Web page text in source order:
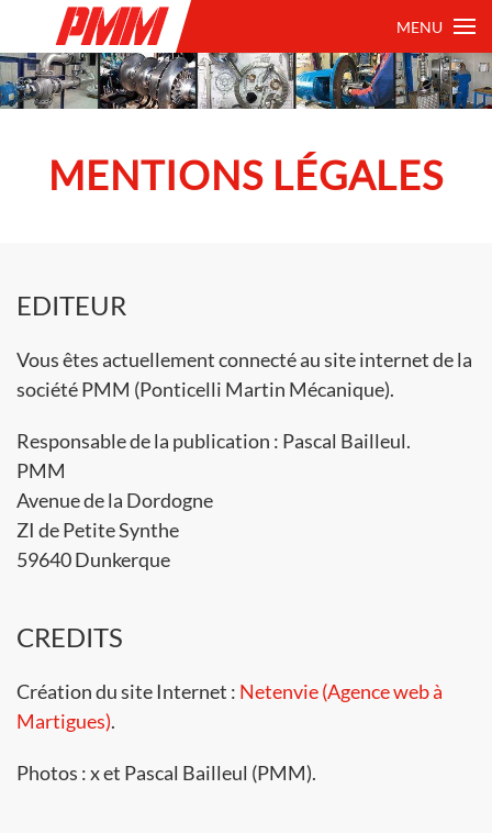
MENU
MENTIONS LÉGALES
EDITEUR
Vous êtes actuellement connecté au site internet de la
société PMM (Ponticelli Martin Mécanique).
Responsable de la publication : Pascal Bailleul.
PMM
Avenue de la Dordogne
ZI de Petite Synthe
59640 Dunkerque
CREDITS
Création du site Internet : Netenvie (Agence web à
Martigues).
Photos : x et Pascal Bailleul (PMM).